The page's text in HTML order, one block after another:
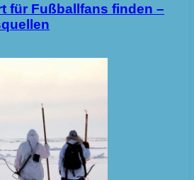
für Fußballfans finden –